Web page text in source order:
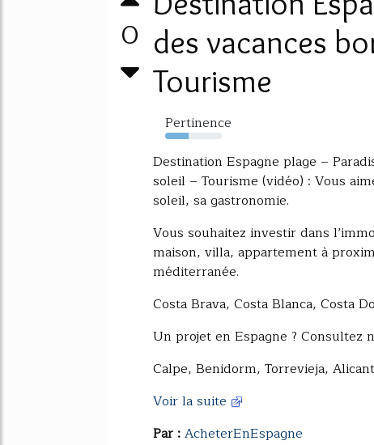
0 des vacances
Tourisme
Pertinence
42%
Destination Espagne plage –
soleil – Tourisme (vidéo) : Vous
soleil, sa gastronomie.
Vous souhaitez investir dans
maison, villa, appartement à
méditerranée.
Costa Brava, Costa Blanca, Costa
Un projet en Espagne ? Consultez
Calpe, Benidorm, Torrevieja,
Voir la suite
Par :AcheterEnEspagne